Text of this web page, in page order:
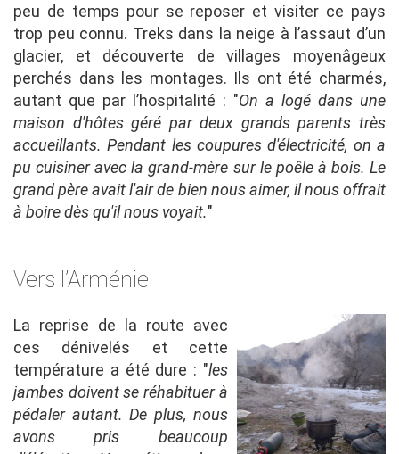
peu de temps pour se reposer et visiter ce pays
trop peu connu. Treks dans la neige à l’assaut d’un
glacier, et découverte de villages moyenâgeux
perchés dans les montages. Ils ont été charmés,
autant que par l’hospitalité : "On a logé dans une
maison d'hôtes géré par deux grands parents très
accueillants. Pendant les coupures d'électricité, on a
pu cuisiner avec la grand-mère sur le poêle à bois. Le
grand père avait l'air de bien nous aimer, il nous offrait
à boire dès qu'il nous voyait."
Vers l’Arménie
La reprise de la route avec
ces dénivelés et cette
température a été dure : "les
jambes doivent se réhabituer à
pédaler autant. De plus, nous
avons pris beaucoup